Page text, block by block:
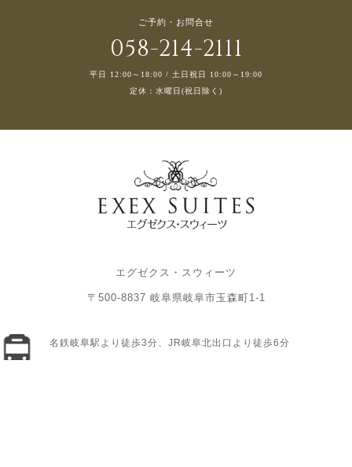
ご予約・お問合せ
058-214-2111
平日 12:00～18:00 / 土日祝日 10:00～19:00
定休：水曜日(祝日除く)
エグゼクス・スウィーツ
〒500-8837 岐阜県岐阜市玉森町1-1
名鉄岐阜駅より徒歩3分、JR岐阜北出口より徒歩6分